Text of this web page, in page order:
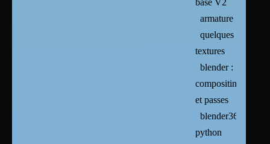
base V2
armature
quelques
textures
blender :
compositing
et passes
blender365
python